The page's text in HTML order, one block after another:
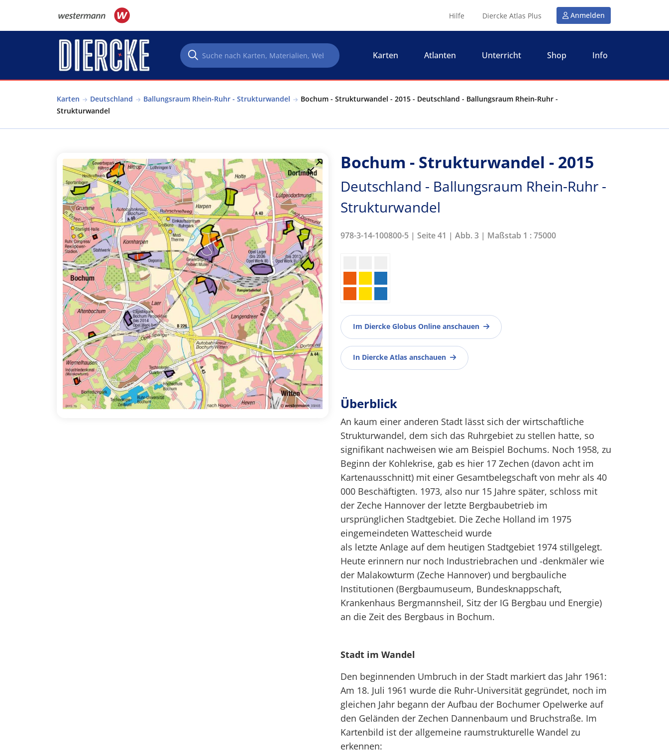
Hilfe Diercke Atlas Plus Anmelden
Karten Atlanten Unterricht Shop Info
Karten Deutschland Ballungsraum Rhein-Ruhr - Strukturwandel
Bochum - Strukturwandel - 2015 - Deutschland - Ballungsraum Rhein-Ruhr -
Strukturwandel
Bochum - Strukturwandel - 2015
Deutschland - Ballungsraum Rhein-Ruhr -
Strukturwandel
978-3-14-100800-5 | Seite 41 | Abb. 3 | Maßstab 1 : 75000
Im Diercke Globus Online anschauen
In Diercke Atlas anschauen
Überblick
An kaum einer anderen Stadt lässt sich der wirtschaftliche
Strukturwandel, dem sich das Ruhrgebiet zu stellen hatte, so
signifikant nachweisen wie am Beispiel Bochums. Noch 1958, zu
Beginn der Kohlekrise, gab es hier 17 Zechen (davon acht im
Kartenausschnitt) mit einer Gesamtbelegschaft von mehr als 40
000 Beschäftigten. 1973, also nur 15 Jahre später, schloss mit
der Zeche Hannover der letzte Bergbaubetrieb im
ursprünglichen Stadtgebiet. Die Zeche Holland im 1975
eingemeindeten Wattescheid wurde
als letzte Anlage auf dem heutigen Stadtgebiet 1974 stillgelegt.
Heute erinnern nur noch Industriebrachen und -denkmäler wie
der Malakowturm (Zeche Hannover) und bergbauliche
Institutionen (Bergbaumuseum, Bundesknappschaft,
Krankenhaus Bergmannsheil, Sitz der IG Bergbau und Energie)
an die Zeit des Bergbaus in Bochum.
Stadt im Wandel
Den beginnenden Umbruch in der Stadt markiert das Jahr 1961:
Am 18. Juli 1961 wurde die Ruhr-Universität gegründet, noch im
gleichen Jahr begann der Aufbau der Bochumer Opelwerke auf
den Geländen der Zechen Dannenbaum und Bruchstraße. Im
Kartenbild ist der allgemeine raumstrukturelle Wandel zu
erkennen: